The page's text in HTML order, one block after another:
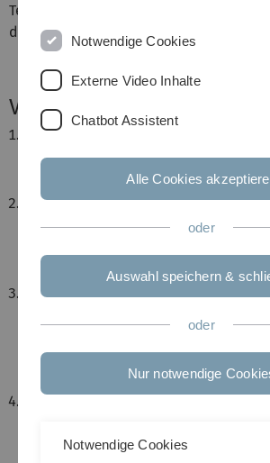
Teilnehmer der Vorlesung können
der Lernplattform moodle
Vorlesung
Aufbau der Materie
Elektronenstruktur der Atome
Bindungsarten
Struktur der Festkörper
Kristallgitter
Röntgenbeugung
Kristallbaufehler
Punktdefekte: Leerstellen,
Liniendefekte: Versetzungen
Flächendefekte: Korngrenzen,
Plastizität
Notwendige Cookies
Externe Video Inhalte
Chatbot Assistent
Alle Cookies
oder
Auswahl speichern &
oder
Nur notwendige
Notwendige Cookies